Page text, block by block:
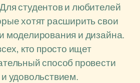
студентов и любителей
хотят расширить свои
моделирования и дизайна.
кто просто ищет
способ провести
удовольствием.